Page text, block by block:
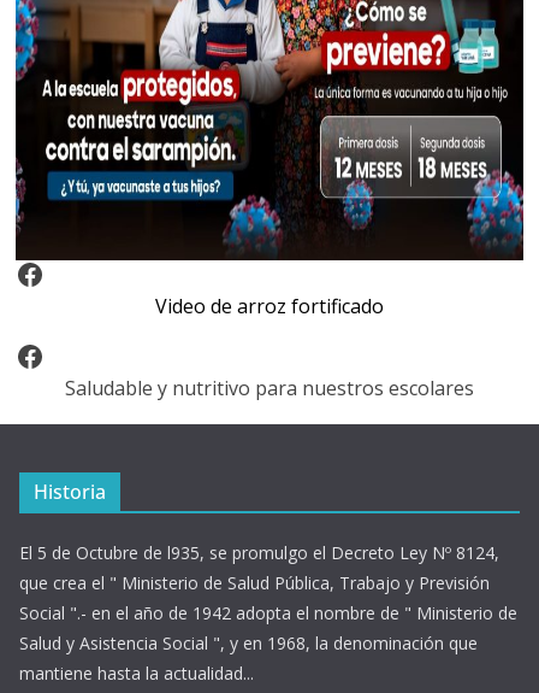
Video Arroz Fortificado
Video de arroz fortificado
Facebook
Saludable y nutritivo para nuestros escolares
Historia
El 5 de Octubre de l935, se promulgo el Decreto Ley Nº 8124,
que crea el " Ministerio de Salud Pública, Trabajo y Previsión
Social ".- en el año de 1942 adopta el nombre de " Ministerio de
Salud y Asistencia Social ", y en 1968, la denominación que
mantiene hasta la actualidad...